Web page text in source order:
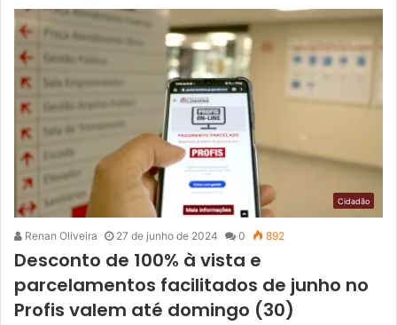
Cidadão
Renan Oliveira 27 de junho de 2024 0 892
Desconto de 100% à vista e
parcelamentos facilitados de junho no
Profis valem até domingo (30)